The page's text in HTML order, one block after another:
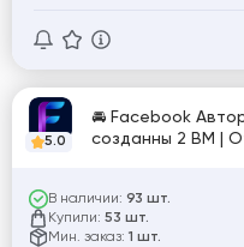
5.0
🚘 Facebook
созданны 2 BM |
В наличии: 93 шт.
Купили: 53 шт.
Мин. заказ: 1 шт.